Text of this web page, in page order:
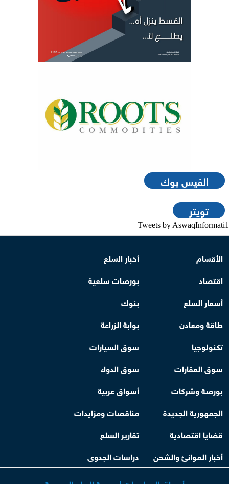
الفيس بوك
تويتر
Tweets by AswaqInformati1
الأقسام
أخبار السلع
اقتصاد
بورصات سلعية
أسعار السلع
بنوك
طاقة ومعادن
بوابة الزراعة
تكنولوجيا
سوق السيارات
سوق العقارات
سوق الدواء
بورصة وشركات
أسواق عربية
الجمهورية الجديدة
مناقصات ومزايدات
قضايا اقتصادية
تقارير السلع
أخبار الموانئ والشحن
دراسات الجدوى